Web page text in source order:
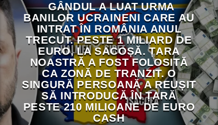
GÂNDUL A LUAT URMA
BANILOR UCRAINENI CARE AU
INTRAT ÎN ROMÂNIA ANUL
TRECUT. PESTE 1 MILIARD DE
EURO, LA SACOȘĂ. ȚARA
NOASTRĂ A FOST FOLOSITĂ
CA ZONĂ DE TRANZIT. O
SINGURĂ PERSOANĂ A REUȘIT
SĂ INTRODUCĂ ÎN ȚARĂ
PESTE 210 MILIOANE DE EURO
CASH